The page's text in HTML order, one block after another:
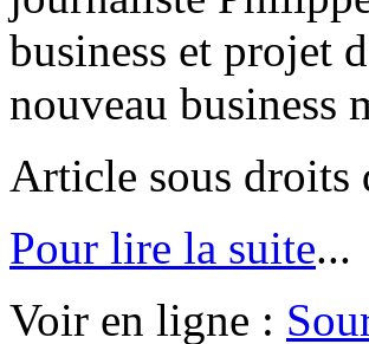
business et projet
nouveau business
Article sous droits
Pour lire la suite...
Voir en ligne :